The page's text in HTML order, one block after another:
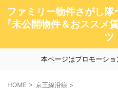
ファミリー物件さがし
『未公開物件＆おススメ
ツ
本ページはプロモーシ
HOME > 京王線沿線 >